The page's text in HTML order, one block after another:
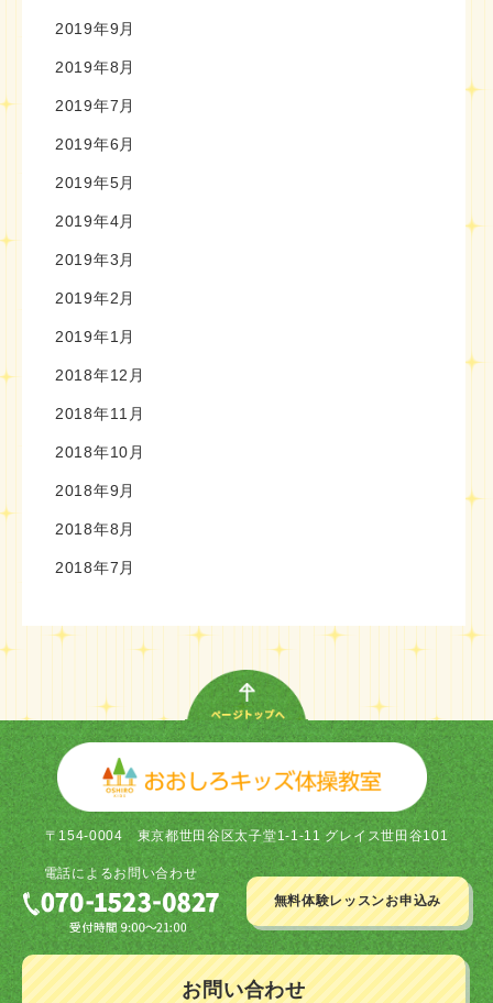
2019年9月
2019年8月
2019年7月
2019年6月
2019年5月
2019年4月
2019年3月
2019年2月
2019年1月
2018年12月
2018年11月
2018年10月
2018年9月
2018年8月
2018年7月
〒154-0004東京都世田谷区太子堂1-1-11 グレイス世田谷101
電話によるお問い合わせ
無料体験レッスンお申込み
お問い合わせ